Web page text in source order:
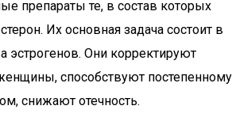
препараты те, в состав которых
Их основная задача состоит в
эстрогенов. Они корректируют
способствуют постепенному
снижают отечность.